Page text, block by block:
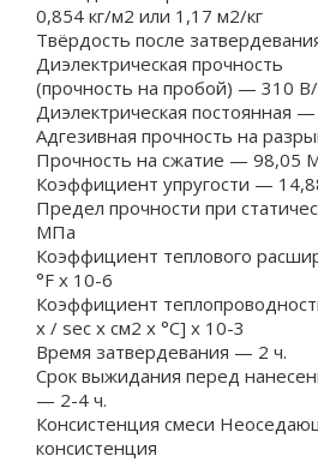
0,854 кг/м2 или 1,17 м2/кг
Твёрдость после
Диэлектрическая прочность
(прочность на пробой) — 310
Диэлектрическая постоянная
Адгезивная прочность на
Прочность на сжатие — 98,05
Коэффициент упругости —
Предел прочности при
МПа
Коэффициент теплового
°F х 10-6
Коэффициент
х / sec х см2 х °С] х 10-3
Время затвердевания — 2 ч.
Срок выжидания перед
— 2-4 ч.
Консистенция смеси
консистенция